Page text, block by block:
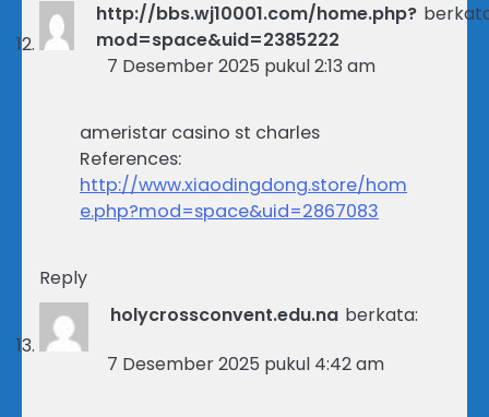
http://bbs.wj10001.com/home.php?
mod=space&uid=2385222
7 Desember 2025 pukul 2:13 am
ameristar casino st charles
References:
http://www.xiaodingdong.store/hom
e.php?mod=space&uid=2867083
Reply
holycrossconvent.edu.na berkata:
7 Desember 2025 pukul 4:42 am